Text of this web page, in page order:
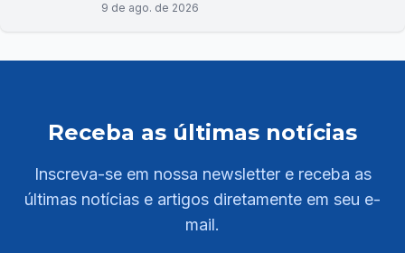
9 de ago. de 2026
Receba as últimas notícias
Inscreva-se em nossa newsletter e receba as
últimas notícias e artigos diretamente em seu e-
mail.